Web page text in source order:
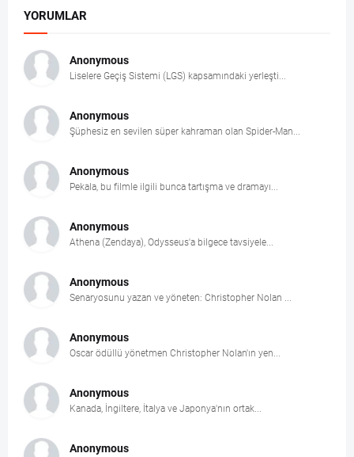
YORUMLAR
Anonymous
Liselere Geçiş Sistemi (LGS) kapsamındaki yerleşti...
Anonymous
Şüphesiz en sevilen süper kahraman olan Spider-Man...
Anonymous
Pekala, bu filmle ilgili bunca tartışma ve dramayı...
Anonymous
Athena (Zendaya), Odysseus'a bilgece tavsiyele...
Anonymous
Senaryosunu yazan ve yöneten: Christopher Nolan ...
Anonymous
Oscar ödüllü yönetmen Christopher Nolan'ın yen...
Anonymous
Kanada, İngiltere, İtalya ve Japonya'nın ortak...
Anonymous